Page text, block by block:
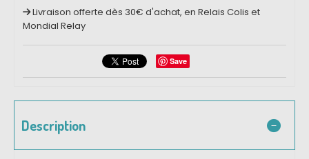
Livraison offerte dès 30€ d'achat, en Relais Colis et
Mondial Relay
Save
Description